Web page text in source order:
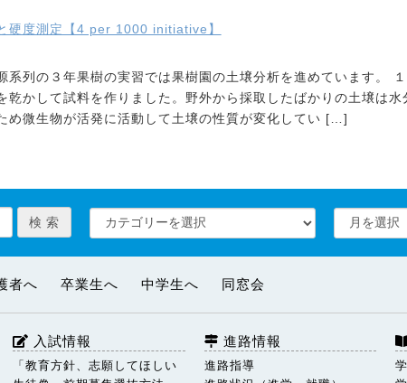
硬度測定【4 per 1000 initiative】
系列の３年果樹の実習では果樹園の土壌分析を進めています。 １
乾かして試料を作りました。野外から採取したばかりの土壌は水
め微生物が活発に活動して土壌の性質が変化してい […]
者へ 卒業生へ 中学生へ 同窓会
入試情報
「教育方針、志願してほしい
進路情報
進路指導